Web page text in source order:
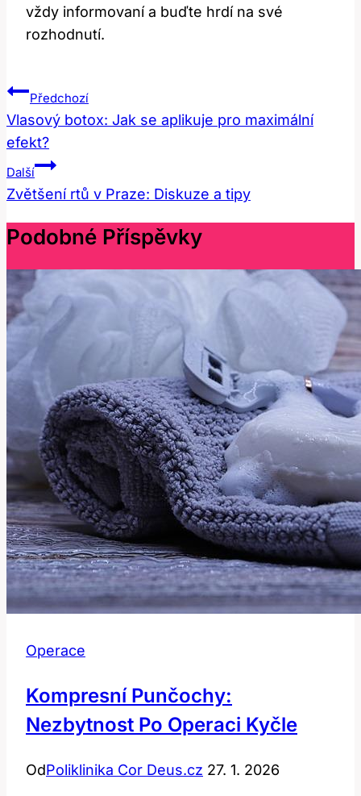
vždy informovaní a buďte hrdí na své
rozhodnutí.
Navigace
Pro
Příspěvek
Předchozí
Vlasový botox: Jak se aplikuje pro maximální
efekt?
Další
Zvětšení rtů v Praze: Diskuze a tipy
Podobné Příspěvky
Operace
Kompresní Punčochy:
Nezbytnost Po Operaci Kyčle
OdPoliklinika Cor Deus.cz 27. 1. 2026